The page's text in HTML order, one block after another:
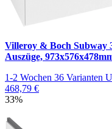
Villeroy & Boch Subway
Auszüge,
1-2 Wochen 36 Varianten
468,79 €
33%